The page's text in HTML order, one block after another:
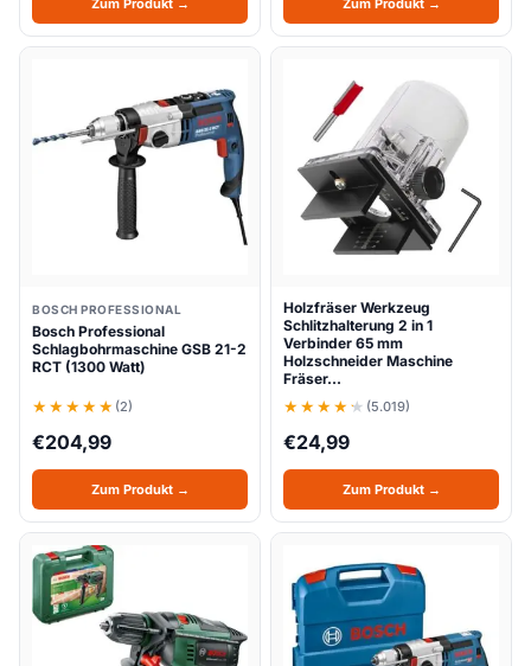
Zum Produkt → Zum Produkt →
BOSCH PROFESSIONAL
Bosch Professional
Schlagbohrmaschine GSB 21-2
RCT (1300 Watt)
(2)
€204,99
Zum Produkt →
Holzfräser Werkzeug
Schlitzhalterung 2 in 1
Verbinder 65 mm
Holzschneider Maschine
Fräser…
(5.019)
€24,99
Zum Produkt →